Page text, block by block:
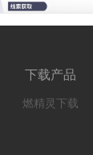
下载产品
燃精灵下载